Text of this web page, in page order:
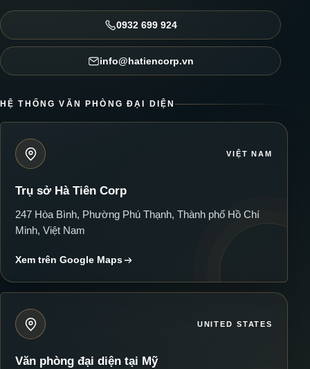
0932 699 924
info@hatiencorp.vn
HỆ THỐNG VĂN PHÒNG ĐẠI DIỆN
VIỆT NAM
Trụ sở Hà Tiên Corp
247 Hòa Bình, Phường Phú Thạnh, Thành phố Hồ Chí
Minh, Việt Nam
Xem trên Google Maps
UNITED STATES
Văn phòng đại diện tại Mỹ